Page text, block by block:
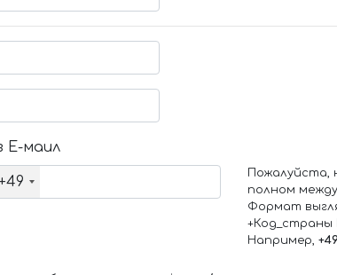
Е-маил
Пожалуйста,
полном
Формат
Например,